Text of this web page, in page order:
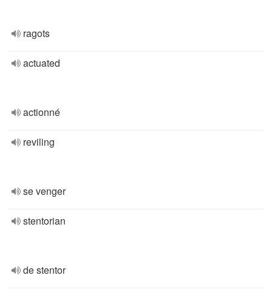
ragots
actuated
actionné
reviling
se venger
stentorian
de stentor